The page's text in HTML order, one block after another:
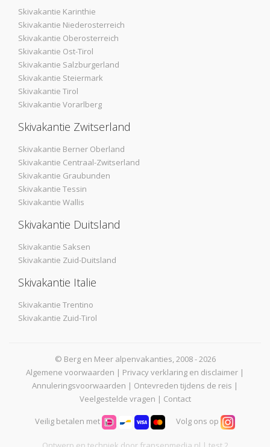
Skivakantie Karinthie
Skivakantie Niederosterreich
Skivakantie Oberosterreich
Skivakantie Ost-Tirol
Skivakantie Salzburgerland
Skivakantie Steiermark
Skivakantie Tirol
Skivakantie Vorarlberg
Skivakantie Zwitserland
Skivakantie Berner Oberland
Skivakantie Centraal-Zwitserland
Skivakantie Graubunden
Skivakantie Tessin
Skivakantie Wallis
Skivakantie Duitsland
Skivakantie Saksen
Skivakantie Zuid-Duitsland
Skivakantie Italie
Skivakantie Trentino
Skivakantie Zuid-Tirol
© Berg en Meer alpenvakanties, 2008 - 2026
Algemene voorwaarden | Privacy verklaring en disclaimer |
Annuleringsvoorwaarden | Ontevreden tijdens de reis |
Veelgestelde vragen | Contact
Veilig betalen met Volg ons op